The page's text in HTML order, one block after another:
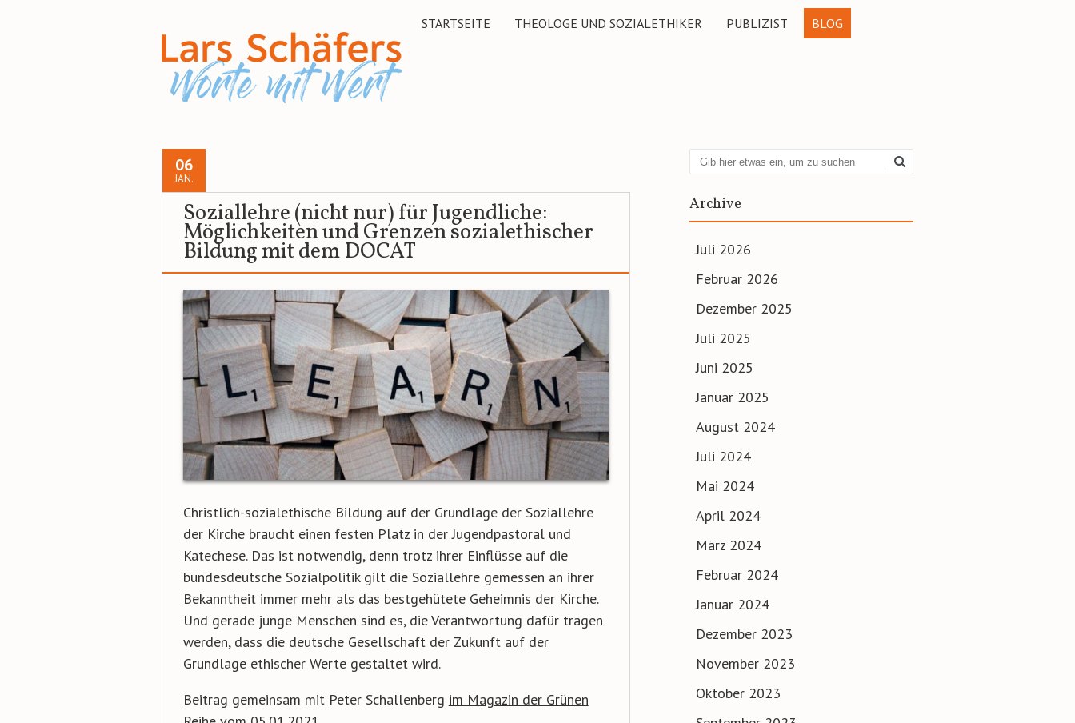
STARTSEITE THEOLOGE UND SOZIALETHIKER PUBLIZIST BLOG
06
JAN.
Soziallehre (nicht nur) für Jugendliche:
Möglichkeiten und Grenzen sozialethischer
Bildung mit dem DOCAT
Christlich-sozialethische Bildung auf der Grundlage der Soziallehre
der Kirche braucht einen festen Platz in der Jugendpastoral und
Katechese. Das ist notwendig, denn trotz ihrer Einflüsse auf die
bundesdeutsche Sozialpolitik gilt die Soziallehre gemessen an ihrer
Bekanntheit immer mehr als das bestgehütete Geheimnis der Kirche.
Und gerade junge Menschen sind es, die Verantwortung dafür tragen
werden, dass die deutsche Gesellschaft der Zukunft auf der
Grundlage ethischer Werte gestaltet wird.
Beitrag gemeinsam mit Peter Schallenberg im Magazin der Grünen
Suchen
Archive
Juli 2026
Februar 2026
Dezember 2025
Juli 2025
Juni 2025
Januar 2025
August 2024
Juli 2024
Mai 2024
April 2024
März 2024
Februar 2024
Januar 2024
Dezember 2023
November 2023
Oktober 2023